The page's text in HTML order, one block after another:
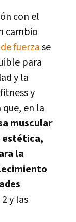
con el
cambio
fuerzase
para
y la
y
en la
muscular
estética,
la
y las